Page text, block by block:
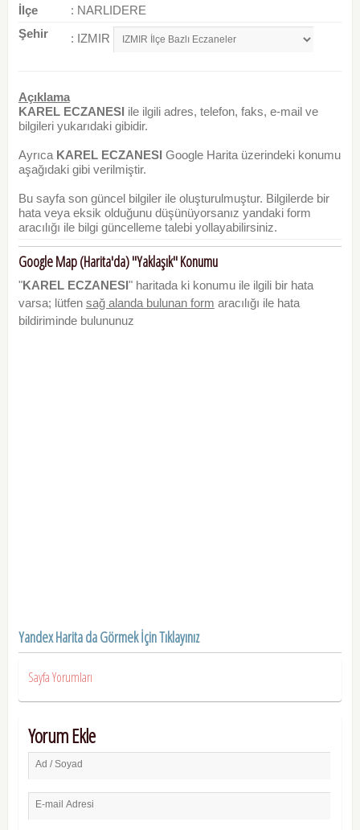
İlçe
: NARLIDERE
Şehir
: IZMIR
Açıklama
KAREL ECZANESIile ilgili adres, telefon, faks, e-mail ve
bilgileri yukarıdaki gibidir.
Ayrıca KAREL ECZANESIGoogle Harita üzerindeki konumu
aşağıdaki gibi verilmiştir.
Bu sayfa son güncel bilgiler ile oluşturulmuştur. Bilgilerde bir
hata veya eksik olduğunu düşünüyorsanız yandaki form
aracılığı ile bilgi güncelleme talebi yollayabilirsiniz.
Google Map (Harita'da) "Yaklaşık" Konumu
"KAREL ECZANESI" haritada ki konumu ile ilgili bir hata
varsa; lütfen sağ alanda bulunan form aracılığı ile hata
bildiriminde bulununuz
Yandex Harita da Görmek İçin Tıklayınız
Sayfa Yorumları
Yorum Ekle
Ad / Soyad
E-mail Adresi